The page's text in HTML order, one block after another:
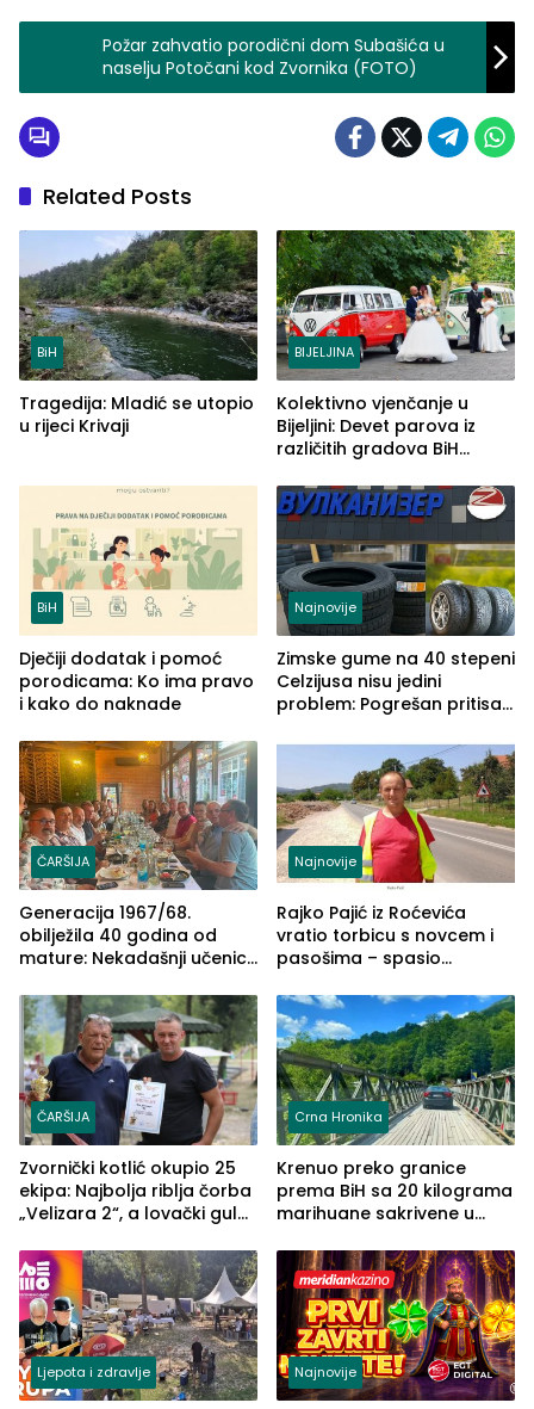
Požar zahvatio porodični dom Subašića u
naselju Potočani kod Zvornika (FOTO)
Related Posts
BiH
Tragedija: Mladić se utopio
u rijeci Krivaji
BIJELJINA
Kolektivno vjenčanje u
Bijeljini: Devet parova iz
različitih gradova BiH
BiH
Dječiji dodatak i pomoć
porodicama: Ko ima pravo
i kako do naknade
Najnovije
Zimske gume na 40 stepeni
Celzijusa nisu jedini
problem: Pogrešan pritisak
ČARŠIJA
Generacija 1967/68.
obilježila 40 godina od
mature: Nekadašnji učenici
(FOTO)
Najnovije
Rajko Pajić iz Roćevića
vratio torbicu s novcem i
pasošima – spasio
Grčkoj
ČARŠIJA
Zvornički kotlić okupio 25
ekipa: Najbolja riblja čorba
„Velizara 2“, a lovački gulaš
Crna Hronika
Krenuo preko granice
prema BiH sa 20 kilograma
marihuane sakrivene u
Ljepota i zdravlje Najnovije